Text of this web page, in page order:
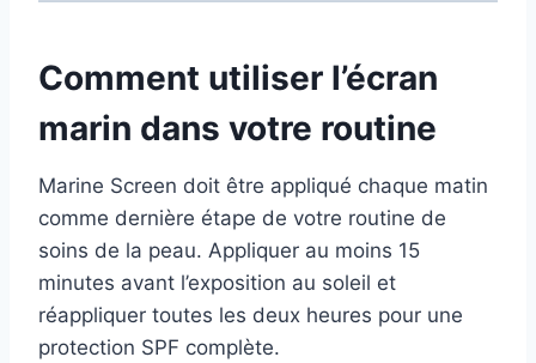
Comment utiliser l’écran
marin dans votre routine
Marine Screen doit être appliqué chaque matin
comme dernière étape de votre routine de
soins de la peau. Appliquer au moins 15
minutes avant l’exposition au soleil et
réappliquer toutes les deux heures pour une
protection SPF complète.